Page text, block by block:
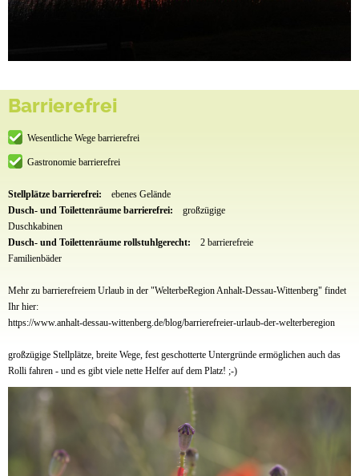
Barrierefrei
Wesentliche Wege barrierefrei
Gastronomie barrierefrei
Stellplätze barrierefrei:
ebenes Gelände
Dusch- und Toilettenräume barrierefrei:
großzügige
Duschkabinen
Dusch- und Toilettenräume rollstuhlgerecht:
2 barrierefreie
Familienbäder
Mehr zu barrierefreiem Urlaub in der "WelterbeRegion Anhalt-Dessau-Wittenberg" findet
Ihr hier:
https://www.anhalt-dessau-wittenberg.de/blog/barrierefreier-urlaub-der-welterberegion
großzügige Stellplätze, breite Wege, fest geschotterte Untergründe ermöglichen auch das
Rolli fahren - und es gibt viele nette Helfer auf dem Platz! ;-)